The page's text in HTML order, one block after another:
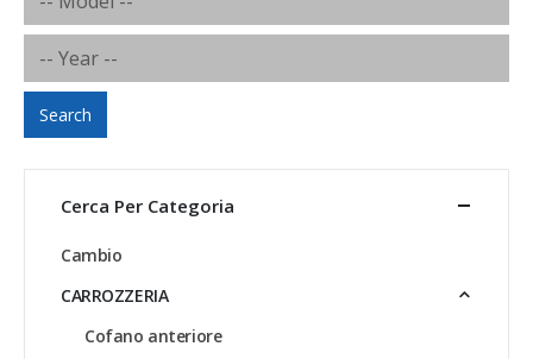
Search
Cerca Per Categoria
Cambio
CARROZZERIA
Cofano anteriore